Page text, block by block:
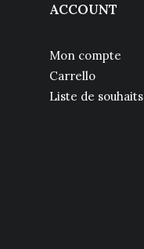
ACCOUNT
Mon compte
Carrello
Liste de souhaits